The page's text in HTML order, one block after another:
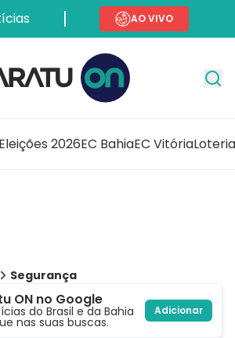
AO VIVO
Eleições 2026EC BahiaEC Vitória
Segurança
ON no Google
do Brasil e da Bahia
nas suas buscas.
Adicionar